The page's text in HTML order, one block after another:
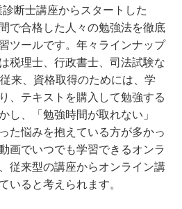
断士講座からスタートした
で合格した人々の勉強法を徹底
ツールです。年々ラインナップ
税理士、行政書士、司法試験な
来、資格取得のためには、学
、テキストを購入して勉強する
し、「勉強時間が取れない」
た悩みを抱えている方が多かっ
画でいつでも学習できるオンラ
従来型の講座からオンライン講
いると考えられます。